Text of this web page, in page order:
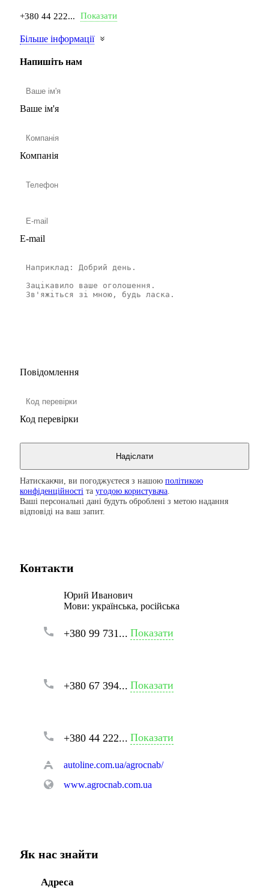
+380 44 222... Показати
Більше інформації
Напишіть нам
Ваше ім'я
Компанія
E-mail
Повідомлення
Код перевірки
Натискаючи, ви погоджуєтеся з нашою політикою
конфіденційності та угодою користувача
Ваші персональні дані будуть оброблені з метою надання
відповіді на ваш запит.
Контакти
Юрий Иванович
Мови: українська, російська
+380 99 731... Показати
+380 67 394... Показати
+380 44 222... Показати
autoline.com.ua/agrocnab/
www.agrocnab.com.ua
Як нас знайти
Адреса